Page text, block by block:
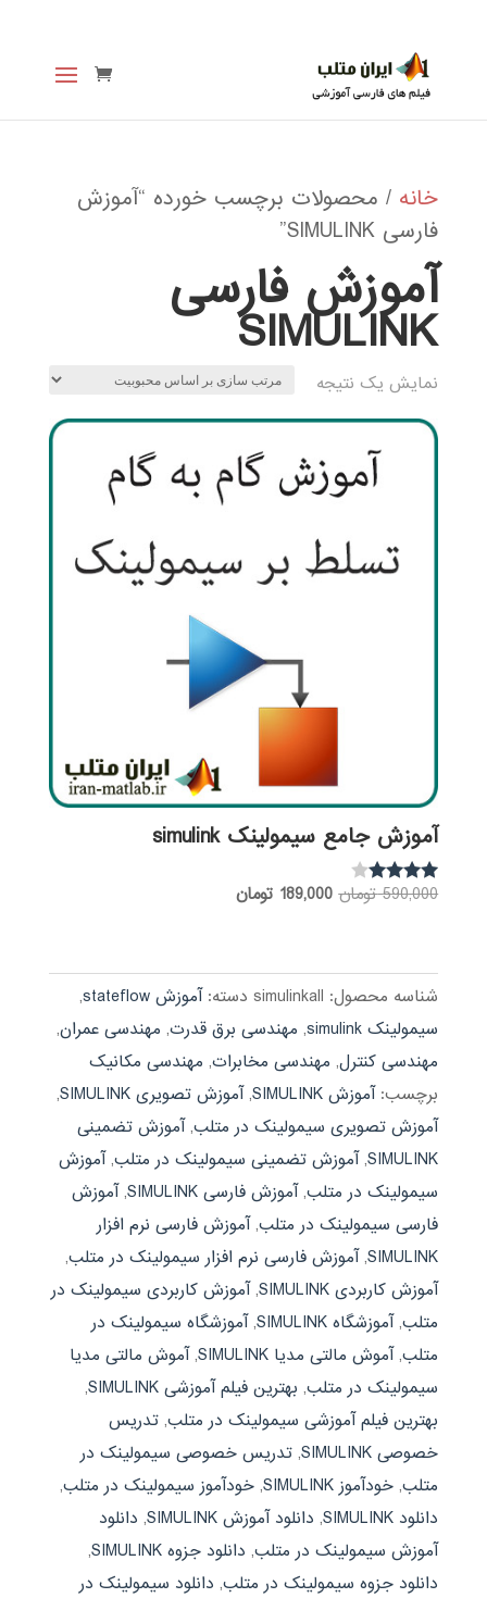
خانه / محصولات برچسب خورده “آموزش
فارسی SIMULINK”
آموزش فارسی
SIMULINK
نمایش یک نتیجه
آموزش جامع سیمولینک simulink
نمره
590,000 تومان قیمت
بود.
189,000 تومانقیمت
شناسه محصول: simulinkall دسته:آموزش stateflow
,
سیمولینک simulink
, مهندسی برق قدرت, مهندسی عمران,
مهندسی کنترل, مهندسی مخابرات, مهندسی مکانیک
برچسب:آموزش SIMULINK ,آموزش تصویری SIMULINK
,
آموزش تصویری سیمولینک در متلب,آموزش تضمینی
SIMULINK
,آموزش تضمینی سیمولینک در متلب,آموزش
سیمولینک در متلب,آموزش فارسی SIMULINK ,آموزش
فارسی سیمولینک در متلب,آموزش فارسی نرم افزار
SIMULINK
,آموزش فارسی نرم افزار سیمولینک در متلب,
آموزش کاربردی SIMULINK
,آموزش کاربردی سیمولینک در
متلب,آموزشگاه SIMULINK ,آموزشگاه سیمولینک در
متلب,آموش مالتی مدیا SIMULINK ,آموش مالتی مدیا
سیمولینک در متلب, بهترین فیلم آموزشی SIMULINK
,
بهترین فیلم آموزشی سیمولینک در متلب, تدریس
خصوصی SIMULINK
, تدریس خصوصی سیمولینک در
متلب, خودآموز SIMULINK , خودآموز سیمولینک در متلب,
دانلود SIMULINK
, دانلود آموزش SIMULINK , دانلود
آموزش سیمولینک در متلب, دانلود جزوه SIMULINK
,
دانلود جزوه سیمولینک در متلب, دانلود سیمولینک در